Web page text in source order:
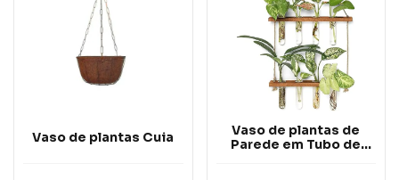
Vaso de plantas Cuia
Vaso de plantas de
Parede em Tubo de